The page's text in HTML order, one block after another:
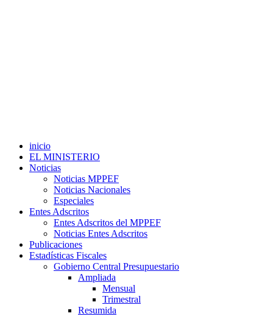
inicio
EL MINISTERIO
Noticias
Noticias MPPEF
Noticias Nacionales
Especiales
Entes Adscritos
Entes Adscritos del MPPEF
Noticias Entes Adscritos
Publicaciones
Estadísticas Fiscales
Gobierno Central Presupuestario
Ampliada
Mensual
Trimestral
Resumida